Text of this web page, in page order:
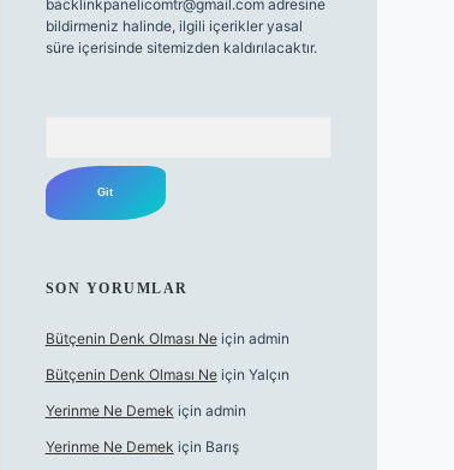
backlinkpanelicomtr@gmail.comadresine
bildirmeniz halinde, ilgili içerikler yasal
süre içerisinde sitemizden kaldırılacaktır.
SON YORUMLAR
Bütçenin Denk Olması Neiçin admin
Bütçenin Denk Olması Neiçin Yalçın
Yerinme Ne Demek için admin
Yerinme Ne Demek için Barış